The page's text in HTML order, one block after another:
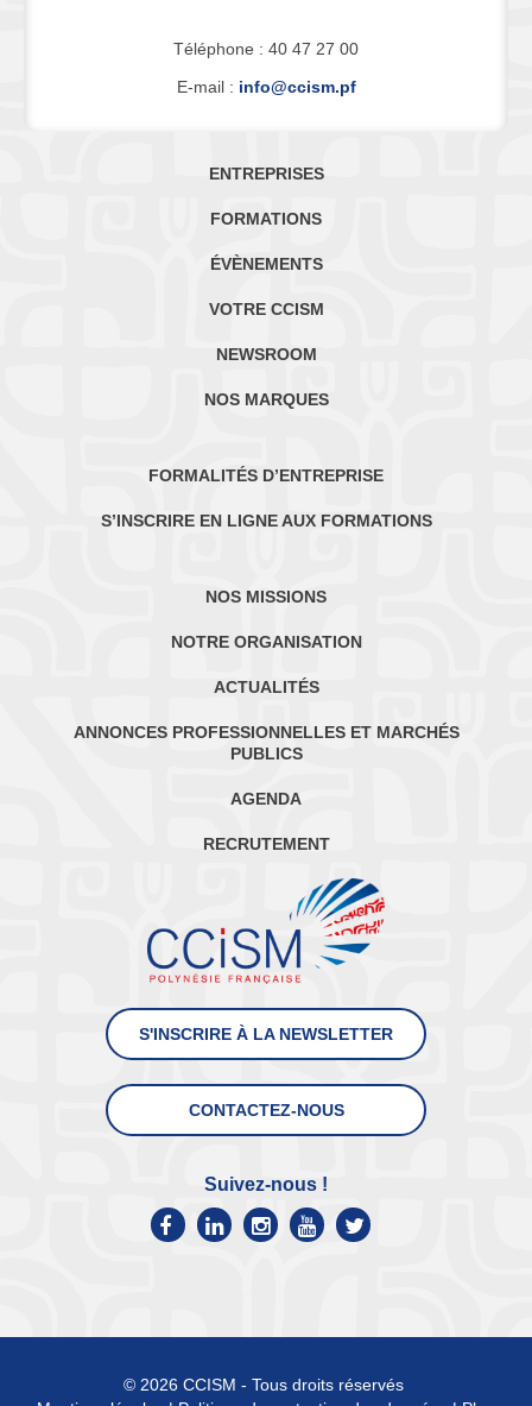
Téléphone : 40 47 27 00
E-mail : info@ccism.pf
ENTREPRISES
FORMATIONS
ÉVÈNEMENTS
VOTRE CCISM
NEWSROOM
NOS MARQUES
FORMALITÉS D’ENTREPRISE
S’INSCRIRE EN LIGNE AUX FORMATIONS
NOS MISSIONS
NOTRE ORGANISATION
ACTUALITÉS
ANNONCES PROFESSIONNELLES ET MARCHÉS
PUBLICS
AGENDA
RECRUTEMENT
S'INSCRIRE À LA NEWSLETTER
CONTACTEZ-NOUS
Suivez-nous !
© 2026 CCISM - Tous droits réservés